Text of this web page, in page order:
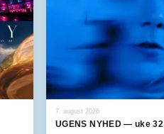
7. august 2026
UGENS NYHED — uke 32